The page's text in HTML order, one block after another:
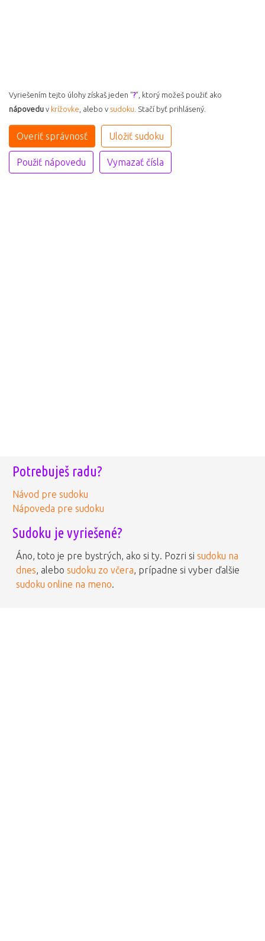
Vyriešením tejto úlohy získaš jeden "?", ktorý možeš použiť ako
nápovedu v krížovke , alebo v sudoku . Stačí byť prihlásený.
Potrebuješ radu?
Návod pre sudoku
Nápoveda pre sudoku
Sudoku je vyriešené?
Áno, toto je pre bystrých, ako si ty. Pozri si sudoku na
dnes , alebo sudoku zo včera , prípadne si vyber ďalšie
sudoku online na meno